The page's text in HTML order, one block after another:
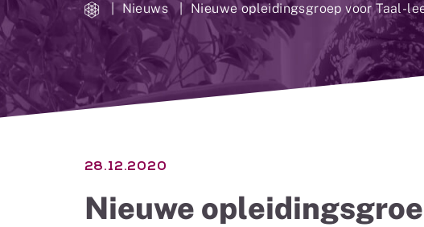
Nieuws Nieuwe opleidingsgroep voor Taal-
28.12.2020
Nieuwe